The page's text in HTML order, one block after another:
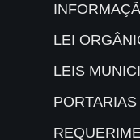
LEI
LEIS
PORTARIAS